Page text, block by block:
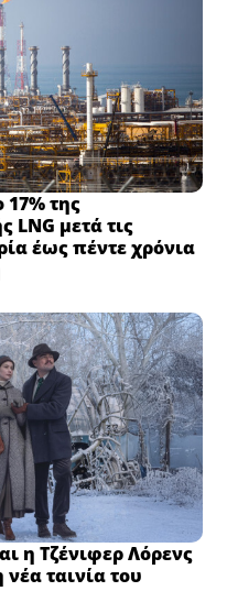
της
μετά τις
έως πέντε χρόνια
η Τζένιφερ Λόρενς
ταινία του